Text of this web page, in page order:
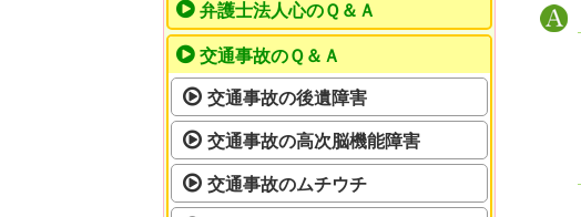
弁護士法人心のＱ＆Ａ
交通事故のＱ＆Ａ
交通事故の後遺障害
交通事故の高次脳機能障害
交通事故のムチウチ